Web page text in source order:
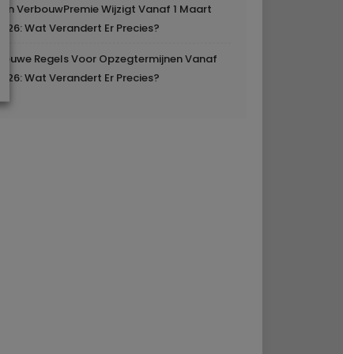
Mijn VerbouwPremie Wijzigt Vanaf 1 Maart
2026: Wat Verandert Er Precies?
Nieuwe Regels Voor Opzegtermijnen Vanaf
2026: Wat Verandert Er Precies?